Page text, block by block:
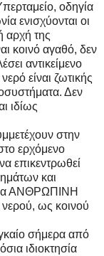
οδηγία
ενισχύονται οι
αρχή της
κοινό αγαθό, δεν
αντικείμενο
είναι ζωτικής
Δεν
ιδίως
στην
ερχόμενο
επικεντρωθεί
και
ΑΝΘΡΩΠΙΝΗ
ως κοινού
σήμερα από
ιδιοκτησία